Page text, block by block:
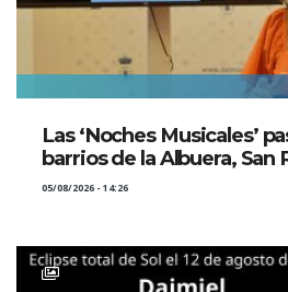
Las ‘Noches Musicales’
barrios de la Albuera, San
05/08/2026 - 14:26